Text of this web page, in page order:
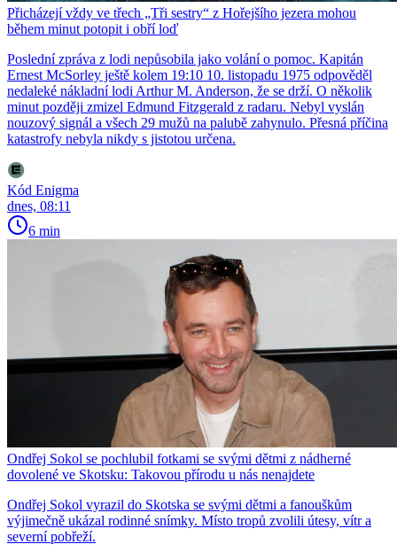
Přicházejí vždy ve třech „Tři sestry“ z Hořejšího jezera mohou
během minut potopit i obří loď
Poslední zpráva z lodi nepůsobila jako volání o pomoc. Kapitán
Ernest McSorley ještě kolem 19:10 10. listopadu 1975 odpověděl
nedaleké nákladní lodi Arthur M. Anderson, že se drží. O několik
minut později zmizel Edmund Fitzgerald z radaru. Nebyl vyslán
nouzový signál a všech 29 mužů na palubě zahynulo. Přesná příčina
katastrofy nebyla nikdy s jistotou určena.
Kód Enigma
dnes, 08:11
6 min
Ondřej Sokol se pochlubil fotkami se svými dětmi z nádherné
dovolené ve Skotsku: Takovou přírodu u nás nenajdete
Ondřej Sokol vyrazil do Skotska se svými dětmi a fanouškům
výjimečně ukázal rodinné snímky. Místo tropů zvolili útesy, vítr a
severní pobřeží.